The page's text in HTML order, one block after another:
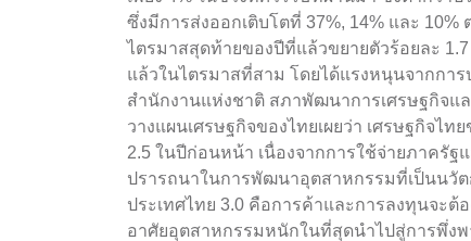
ซึ่งมีการส่งออกเติบโตที่ 37%, 14% และ
ไตรมาสสุดท้ายของปีที่แล้วขยายตัวร้อยละ
แล้วในไตรมาสที่สาม โดยได้แรงหนุนจากกา
สำนักงานแห่งชาติ สภาพัฒนาการเศรษฐกิจแ
วางแผนเศรษฐกิจของไทยเผยว่า เศรษฐกิจไ
2.5 ในปีก่อนหน้า เนื่องจากการใช้จ่ายภาครั
ปรารถนาในการพัฒนาอุตสาหกรรมที่เป็นนวัต
ประเทศไทย 3.0 คือการค้าและการลงทุนจะ
อาศัยอุตสาหกรรมหนักในที่สุดนำไปสู่การพึ่งพ